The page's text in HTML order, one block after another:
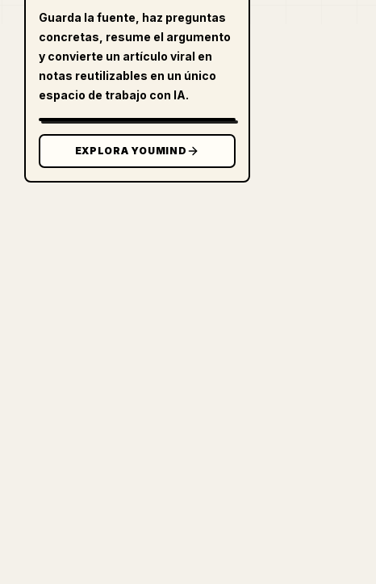
Guarda la fuente, haz preguntas
concretas, resume el argumento
y convierte un artículo viral en
notas reutilizables en un único
espacio de trabajo con IA.
EXPLORA YOUMIND